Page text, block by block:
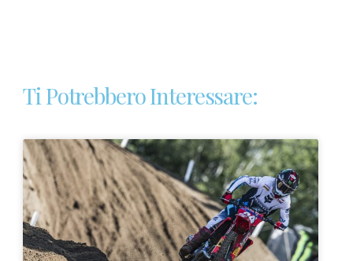
Ti Potrebbero Interessare: